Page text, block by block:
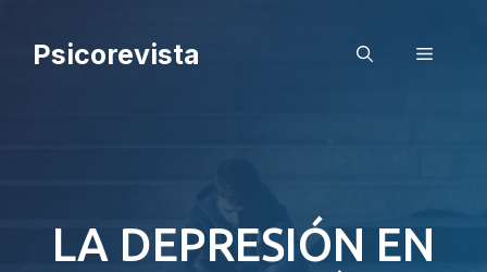
Psicorevista Menú
LA DEPRESIÓN EN